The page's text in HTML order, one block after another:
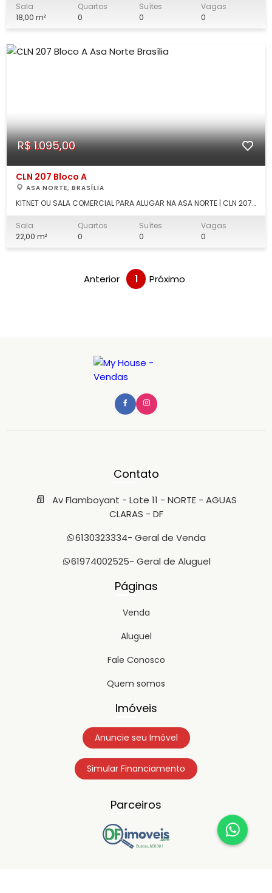
sua empresa em uma das regiões comerciais mais
valorizadas de Brasília. Sala comercial para locação na CLN
Sala
18,00 m²
Quartos
0
Suítes
0
Vagas
0
R$ 1.095,00
CLN 207 Bloco A
ASA NORTE, BRASÍLIA
KITNET OU SALA COMERCIAL PARA ALUGAR NA ASA NORTE | CLN 207 |
locação na Asa Norte. Imóvel versátil, podendo ser utilizado
como kitnet residencial ou sala comercial, localizado na CLN
Sala
22,00 m²
Quartos
0
Suítes
0
Vagas
0
Anterior 1 Próximo
Contato
Av Flamboyant - Lote 11 - NORTE - AGUAS
CLARAS - DF
6130323334- Geral de Venda
61974002525- Geral de Aluguel
Páginas
Venda
Aluguel
Fale Conosco
Quem somos
Imóveis
Anuncie seu Imóvel
Simular Financiamento
Parceiros